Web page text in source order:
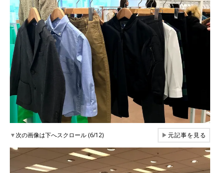
▼次の画像は下へスクロール (6/12) ▶元記事を見る